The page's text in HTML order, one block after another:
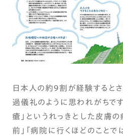
日本人の約9割が経験すると
過儀礼のように思われがちで
瘡」というれっきとした皮膚の
前」「病院に行くほどのことで